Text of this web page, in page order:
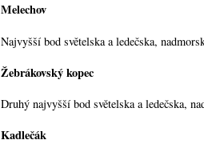
Melechov
Najvyšší bod světelska a ledečska,
Žebrákovský kopec
Druhý najvyšší bod světelska a ledečska,
Kadlečák